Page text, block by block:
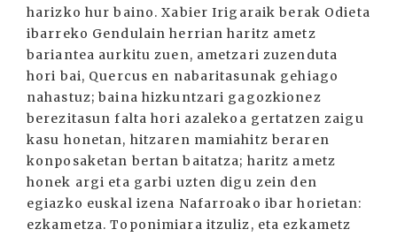
harizko hur baino. Xabier Irigaraik berak Odieta
ibarreko Gendulain herrian haritz ametz
bariantea aurkitu zuen, ametzari zuzenduta
hori bai, Quercus en nabaritasunak gehiago
nahastuz; baina hizkuntzari gagozkionez
berezitasun falta hori azalekoa gertatzen zaigu
kasu honetan, hitzaren mamiahitz beraren
konposaketan bertan baitatza; haritz ametz
honek argi eta garbi uzten digu zein den
egiazko euskal izena Nafarroako ibar horietan:
ezkametza. Toponimiara itzuliz, eta ezkametz